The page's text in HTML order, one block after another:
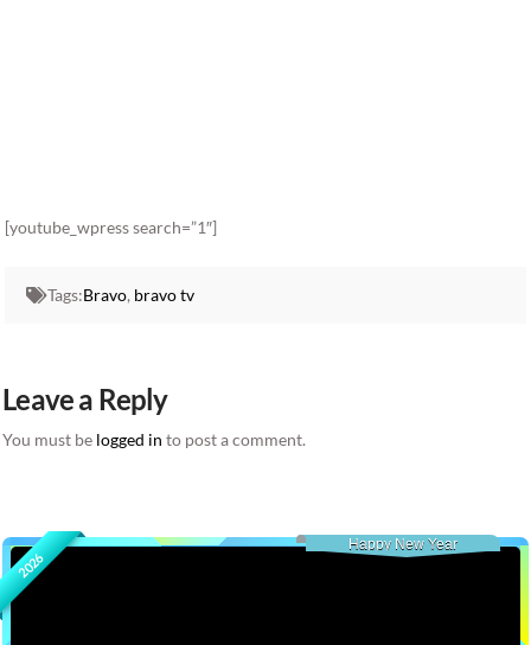
[youtube_wpress search=”1″]
Tags:Bravo, bravo tv
Leave a Reply
You must be logged in to post a comment.
2026
Happy New Year